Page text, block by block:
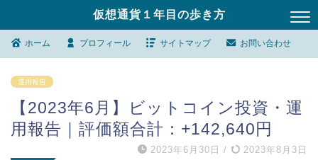
仮想通貨１年目の歩き方
ホーム プロフィール サイトマップ お問い合わせ
運用報告
【2023年6月】ビットコイン投資・運
用報告｜評価額合計：+142,640円
2023年6月30日 / 2023年8月3日